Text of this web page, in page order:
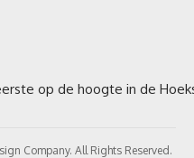
Company. All Rights Reserved.